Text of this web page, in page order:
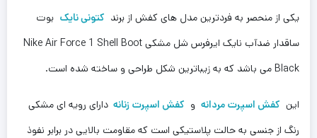
یکی از منحصر به فردترین مدل های کفش از برند کتونی نایک بوت
ساقدار ضدآب نایک ایرفرس شل مشکی Nike Air Force 1 Shell Boot
Black می باشد که به زیباترین شکل طراحی و ساخته شده است‌.
این کفش اسپرت مردانه و کفش اسپرت زنانه دارای رویه ای مشکی
رنگ از جنسی به حالت پلاستیکی است که مقاومت بالایی در برابر نفوذ